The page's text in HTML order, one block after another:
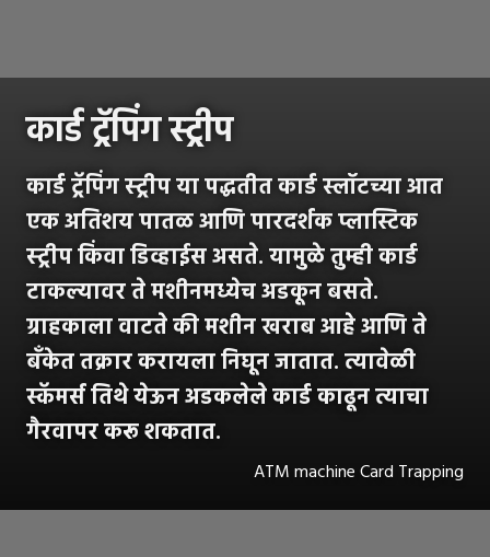
कार्ड ट्रॅपिंग स्ट्रीप
कार्ड ट्रॅपिंग स्ट्रीप या पद्धतीत कार्ड स्लॉटच्या आत
एक अतिशय पातळ आणि पारदर्शक प्लास्टिक
स्ट्रीप किंवा डिव्हाईस असते. यामुळे तुम्ही कार्ड
टाकल्यावर ते मशीनमध्येच अडकून बसते.
ग्राहकाला वाटते की मशीन खराब आहे आणि ते
बँकेत तक्रार करायला निघून जातात. त्यावेळी
स्कॅमर्स तिथे येऊन अडकलेले कार्ड काढून त्याचा
गैरवापर करू शकतात.
ATM machine Card Trapping